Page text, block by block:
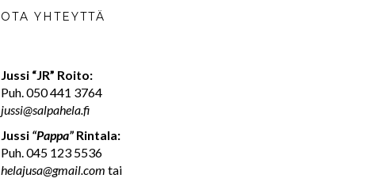
OTA YHTEYTTÄ
Jussi “JR” Roito:
Puh. 050 441 3764
jussi@salpahela.fi
Jussi “Pappa” Rintala:
Puh. 045 123 5536
helajusa@gmail.com tai